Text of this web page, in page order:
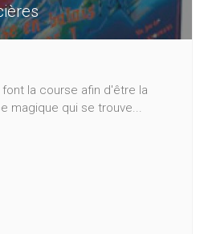
la course afin d'être la
magique qui se trouve...